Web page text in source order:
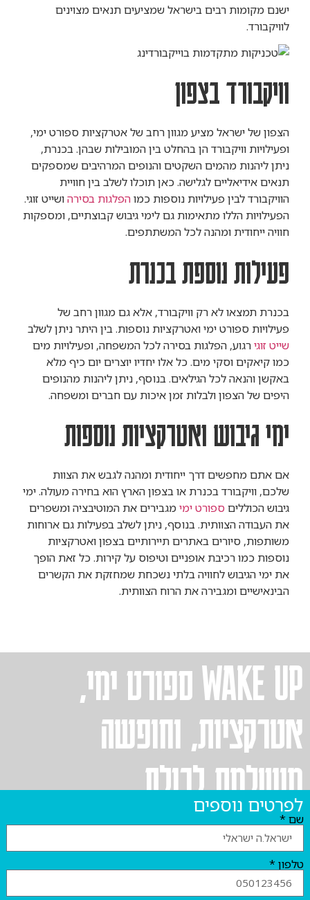
ישנם מקומות רבים בישראל שמציעים תנאים מצוינים
לוויקבורד.
וויקבורד בצפון
הצפון של ישראל מציע מגוון רחב של אטרקציות ספורט ימי,
ופעילויות וויקבורד הן בהחלט בין המובילות שבהן. בכנרת,
ניתן ליהנות מהמים השקטים והנופים המרהיבים שמספקים
תנאים אידיאליים לגלישה. כאן תוכלו לשלב בין חוויית
הוויקבורד לבין פעילויות נוספות כמוהפלגות בסירהושייט זוגי.
הפעילויות הללו מתאימות גם לימי גיבוש קבוצתיים, ומספקות
חוויה ייחודית ומהנה לכל המשתתפים.
פעילות נוספת בכנרת
בכנרת תמצאו לא רק וויקבורד, אלא גם מגוון רחב של
פעילויות ספורט ימי ואטרקציות נוספות. בין היתר ניתן לשלב
שייט זוגירגוע, הפלגות בסירה לכל המשפחה, ופעילויות מים
כמו קיאקים וסקי מים. כל אלו יחדיו יוצרים יום כיף מלא
באקשן והנאה לכל הגילאים. בנוסף, ניתן ליהנות מהנופים
היפים של הצפון ולבלות זמן איכות עם חברים ומשפחה.
ימי גיבוש ואטרקציות נוספות
אם אתם מחפשים דרך ייחודית ומהנה לגבש את הצוות
שלכם, וויקבורד בכנרת או בצפון הארץ הוא בחירה מעולה. ימי
גיבוש הכולליםספורט ימימגבירים את המוטיבציה ומשפרים
את העבודה הצוותית. בנוסף, ניתן לשלב בפעילות גם ארוחות
משותפות, סיורים באתרים תיירותיים בצפון ואטרקציות
נוספות כמו רכיבת אופניים וטיפוס על קירות. כל זאת הופך
את ימי הגיבוש לחוויה בלתי נשכחת שמחזקת את הקשרים
הבינאישיים ומגבירה את הרוח הצוותית.
WAKE UP ספורט ימי,
אטרקציות, וחופשה
מושלמת לכולם
נוספים
*
*